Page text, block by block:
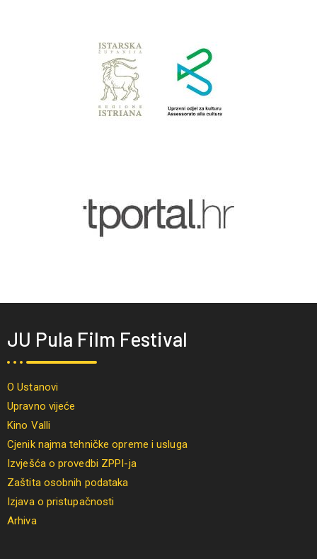
JU Pula Film Festival
O Ustanovi
Upravno vijeće
Kino Valli
Cjenik najma tehničke opreme i usluga
Izvješća o provedbi ZPPI-ja
Zaštita osobnih podataka
Izjava o pristupačnosti
Arhiva